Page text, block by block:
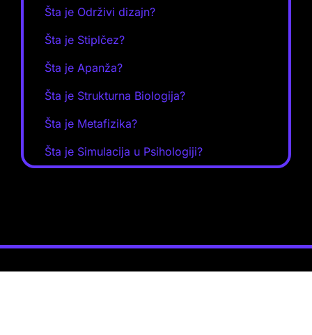
Šta je Održivi dizajn?
Šta je Stiplčez?
Šta je Apanža?
Šta je Strukturna Biologija?
Šta je Metafizika?
Šta je Simulacija u Psihologiji?